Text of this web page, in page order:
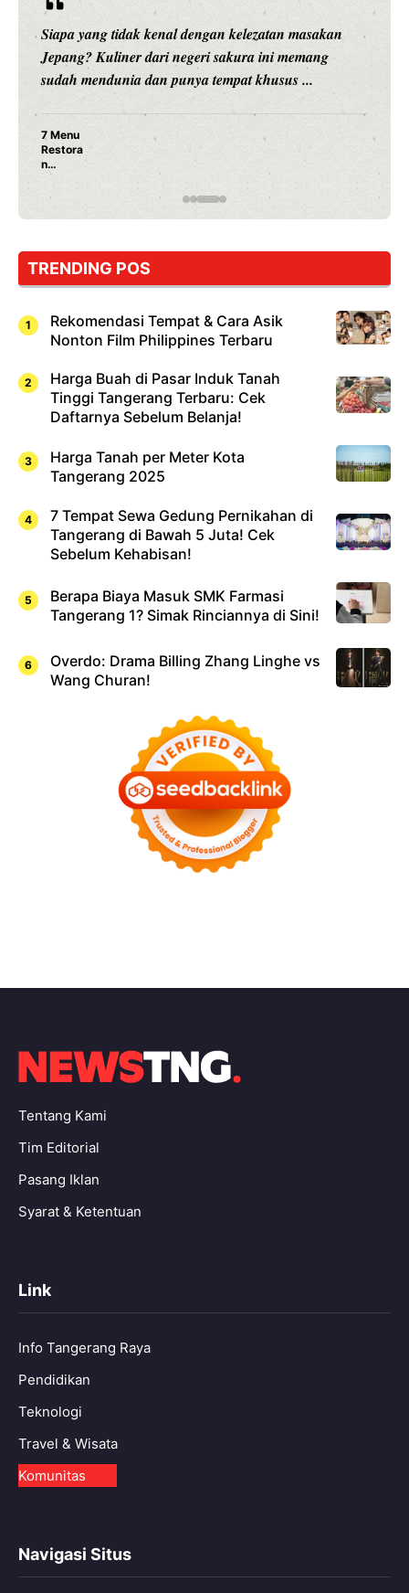
Siapa yang tidak kenal dengan kelezatan masakan
Jepang? Kuliner dari negeri sakura ini memang
sudah mendunia dan punya tempat khusus ...
7 Menu
Restora
n
Jepang
yang
Dicoba,
Cuma
Sushi!
TRENDING POS
Rekomendasi Tempat & Cara Asik
Nonton Film Philippines Terbaru
Harga Buah di Pasar Induk Tanah
Tinggi Tangerang Terbaru: Cek
Daftarnya Sebelum Belanja!
Harga Tanah per Meter Kota
Tangerang 2025
7 Tempat Sewa Gedung Pernikahan di
Tangerang di Bawah 5 Juta! Cek
Sebelum Kehabisan!
Berapa Biaya Masuk SMK Farmasi
Tangerang 1? Simak Rinciannya di Sini!
Overdo: Drama Billing Zhang Linghe vs
Wang Churan!
Tentang Kami
Tim Editorial
Pasang Iklan
Syarat & Ketentuan
Link
Info Tangerang Raya
Pendidikan
Teknologi
Travel & Wisata
Komunitas
Navigasi Situs